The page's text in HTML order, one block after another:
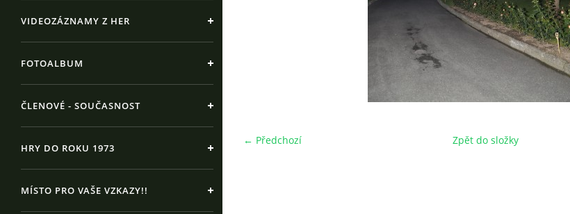
VIDEOZÁZNAMY Z HER
FOTOALBUM
ČLENOVÉ - SOUČASNOST
HRY DO ROKU 1973
MÍSTO PRO VAŠE VZKAZY!!
← Předchozí Zpět do složky